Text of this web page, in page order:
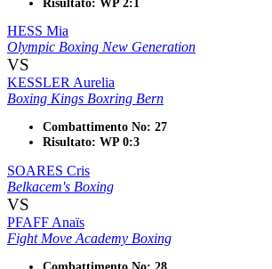
HESS Mia
Olympic Boxing New Generation
VS
KESSLER Aurelia
Boxing Kings Boxring Bern
Combattimento No: 27
Risultato: WP 0:3
SOARES Cris
Belkacem's Boxing
VS
PFAFF Anaïs
Fight Move Academy Boxing